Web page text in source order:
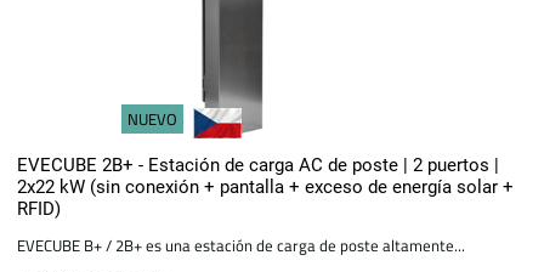
NUEVO
EVECUBE 2B+ - Estación de carga AC de poste | 2 puertos |
2x22 kW (sin conexión + pantalla + exceso de energía solar +
RFID)
EVECUBE B+ / 2B+ es una estación de carga de poste altamente...